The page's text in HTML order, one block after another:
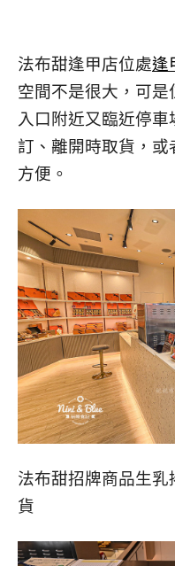
法布甜逢甲店位處逢
空間不是很大，可
入口附近又臨近停
訂、離開時取貨，或
方便。
法布甜招牌商品生
貨